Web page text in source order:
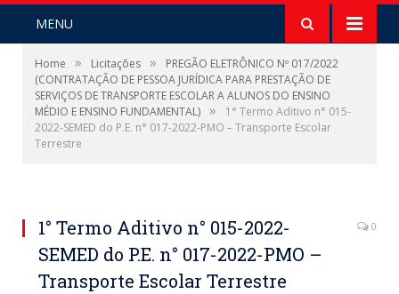
MENU
Home » Licitações »
PREGÃO ELETRÔNICO Nº 017/2022
(CONTRATAÇÃO DE PESSOA JURÍDICA PARA PRESTAÇÃO DE
SERVIÇOS DE TRANSPORTE ESCOLAR A ALUNOS DO ENSINO
MÉDIO E ENSINO FUNDAMENTAL) »
1° Termo Aditivo n° 015-
2022-SEMED do P.E. n° 017-2022-PMO – Transporte Escolar
Terrestre
1° Termo Aditivo n° 015-2022-
SEMED do P.E. n° 017-2022-PMO –
Transporte Escolar Terrestre
0